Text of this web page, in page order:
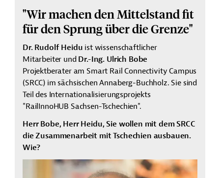
"Wir machen den Mittelstand fit
für den Sprung über die Grenze"
Dr. Rudolf Heidu ist wissenschaftlicher
Mitarbeiter und Dr.-Ing. Ulrich Bobe
Projektberater am Smart Rail Connectivity Campus
(SRCC) im sächsischen Annaberg-Buchholz. Sie sind
Teil des Internationalisierungsprojekts
"RailInnoHUB Sachsen-Tschechien".
Herr Bobe, Herr Heidu, Sie wollen mit dem SRCC
die Zusammenarbeit mit Tschechien ausbauen.
Wie?